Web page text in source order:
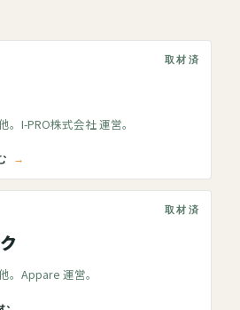
取材済
I-PRO株式会社 運営。
取材済
。Appare 運営。